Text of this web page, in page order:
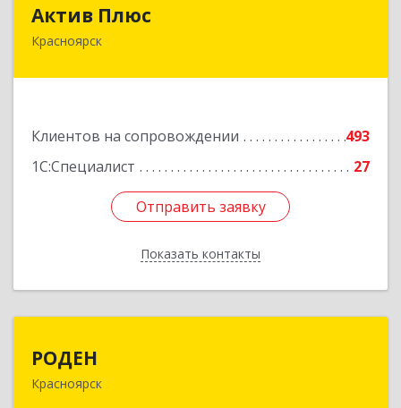
Актив Плюс
Красноярск
Клиентов на сопровождении
493
1С:Специалист
27
Отправить заявку
Показать контакты
660017, Красноярский край, Красноярск г,
Отправить заявку
Назад
РОДЕН
Красноярск
660064, Красноярский край, Красноярск г, им